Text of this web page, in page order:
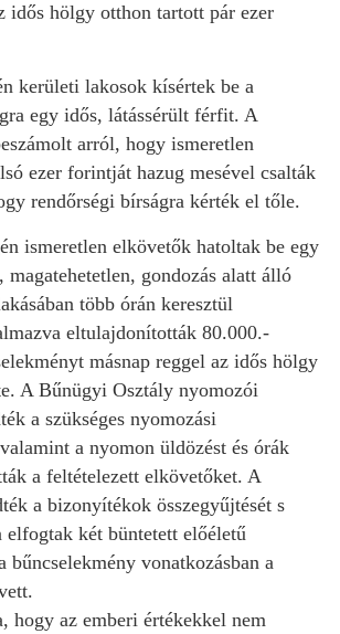
idős hölgy otthon tartott pár ezer
kerületi lakosok kísértek be a
egy idős, látássérült férfit. A
arról, hogy ismeretlen
ezer forintját hazug mesével csalták
rendőrségi bírságra kérték el tőle.
ismeretlen elkövetők hatoltak be egy
gondozás alatt álló
több órán keresztül
eltulajdonították 80.000.-
másnap reggel az idős hölgy
A Bűnügyi Osztály nyomozói
a szükséges nyomozási
a nyomon üldözést és órák
a feltételezett elkövetőket. A
a bizonyítékok összegyűjtését s
elfogtak két büntetett előéletű
bűncselekmény vonatkozásban a
hogy az emberi értékekkel nem